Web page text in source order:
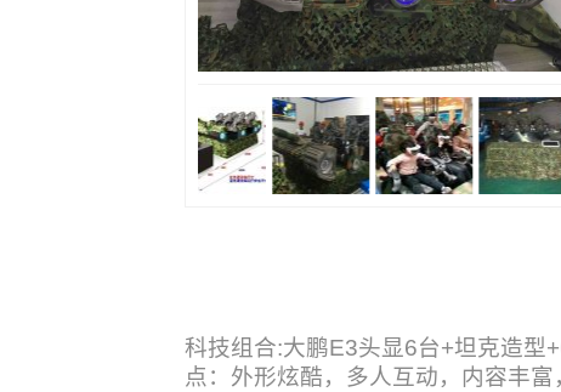
科技组合:大鹏E3头显6台+坦克造型
点：外形炫酷，多人互动，内容丰